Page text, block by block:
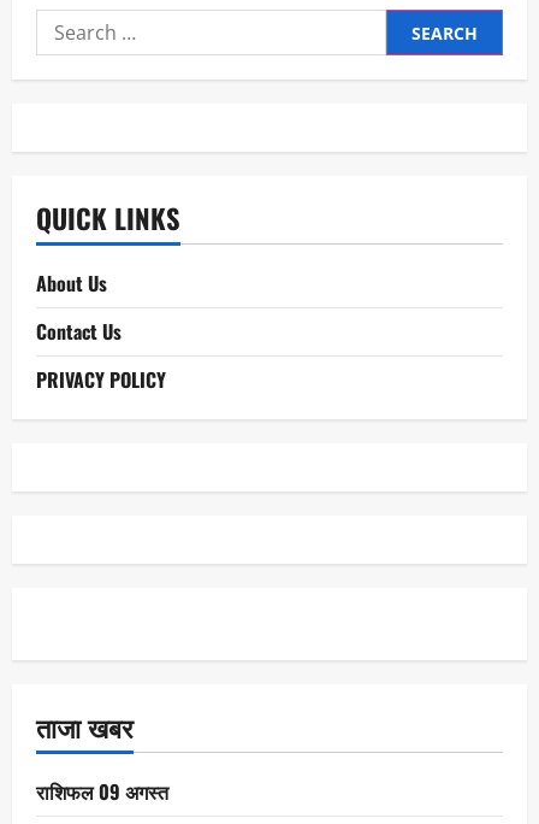
Search
for:
QUICK LINKS
About Us
Contact Us
PRIVACY POLICY
ताजा खबर
राशिफल 09 अगस्त